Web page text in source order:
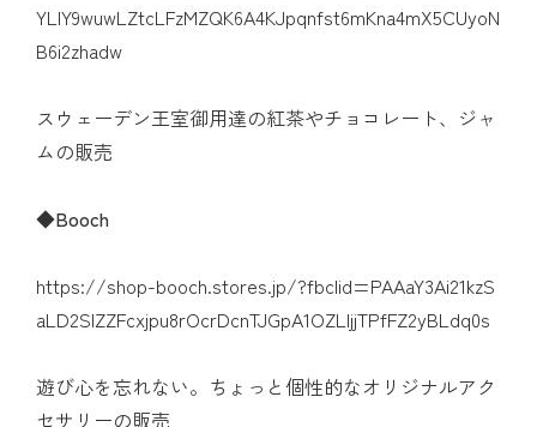
YLIY9wuwLZtcLFzMZQK6A4KJpqnfst6mKna4mX5CUyoN
B6i2zhadw
スウェーデン王室御用達の紅茶やチョコレート、ジャ
ムの販売
◆Booch
https://shop-booch.stores.jp/?fbclid=PAAaY3Ai21kzS
aLD2SIZZFcxjpu8rOcrDcnTJGpA1OZLljjTPfFZ2yBLdq0s
遊び心を忘れない。ちょっと個性的なオリジナルアク
セサリーの販売